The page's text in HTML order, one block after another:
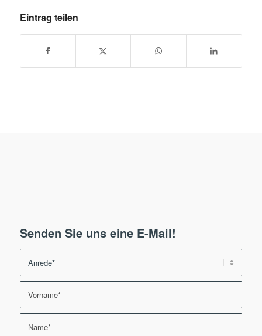
Eintrag teilen
Senden Sie uns eine E-Mail!